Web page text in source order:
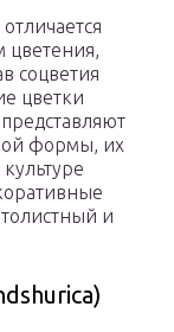
цветения,
соцветия
цветки
формы, их
и